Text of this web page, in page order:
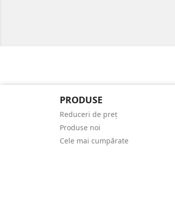
PRODUSE
Reduceri de preț
Produse noi
Cele mai cumpărate